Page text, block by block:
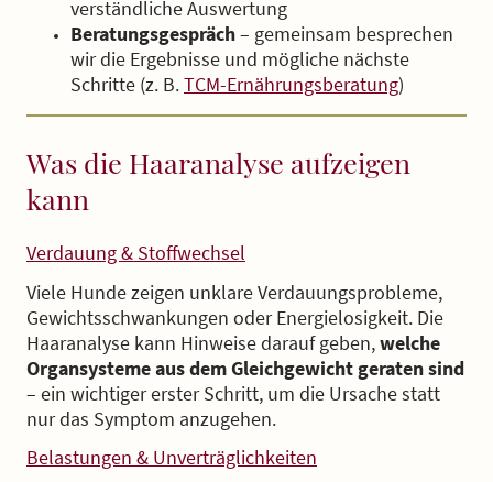
verständliche Auswertung
Beratungsgespräch– gemeinsam besprechen
wir die Ergebnisse und mögliche nächste
Schritte (z. B.TCM-Ernährungsberatung)
Was die Haaranalyse aufzeigen
kann
Verdauung & Stoffwechsel
Viele Hunde zeigen unklare Verdauungsprobleme,
Gewichtsschwankungen oder Energielosigkeit. Die
Haaranalyse kann Hinweise darauf geben,welche
Organsysteme aus dem Gleichgewicht geraten sind
– ein wichtiger erster Schritt, um die Ursache statt
nur das Symptom anzugehen.
Belastungen & Unverträglichkeiten